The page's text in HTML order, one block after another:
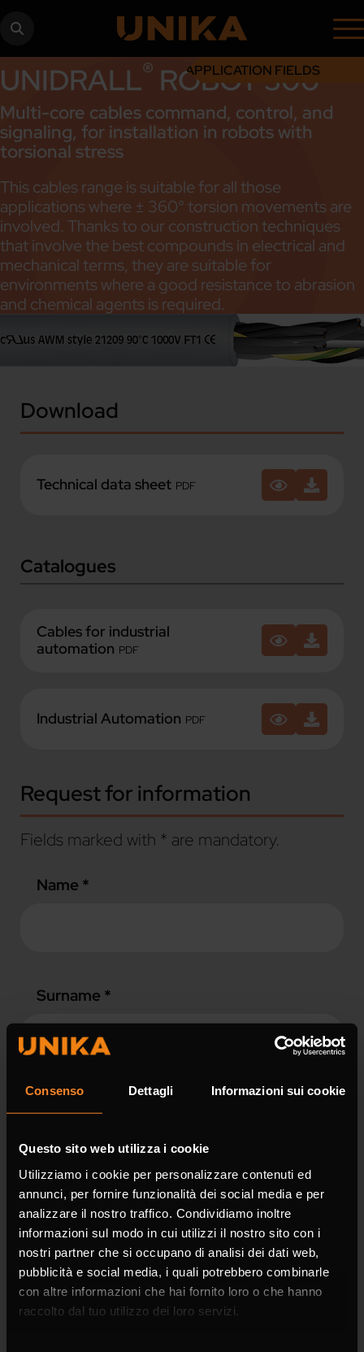
Consenso Dettagli Informazioni sui cookie
Questo sito web utilizza i cookie
Utilizziamo i cookie per personalizzare contenuti ed
annunci, per fornire funzionalità dei social media e per
analizzare il nostro traffico. Condividiamo inoltre
informazioni sul modo in cui utilizzi il nostro sito con i
nostri partner che si occupano di analisi dei dati web,
pubblicità e social media, i quali potrebbero combinarle
con altre informazioni che hai fornito loro o che hanno
raccolto dal tuo utilizzo dei loro servizi.
APPLICATION FIELDS
UNIDRALL® ROBOT 300
Multi-core cables command, control, and
signaling, for installation in robots with
torsional stress
This cables range is suitable for all those
applications where ± 360° torsion movements are
involved. Thanks to our construction techniques
that involve the best compounds in electrical and
mechanical terms, they are suitable for
environments where a good resistance to abrasion
and chemical agents is required.
Download
Technical data sheet PDF
Catalogues
Cables for industrial
automation PDF
Industrial Automation PDF
Request for information
Fields marked with * are mandatory.
Name *
Surname *
Phone